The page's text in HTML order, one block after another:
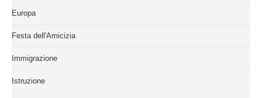
Europa
Festa dell'Amicizia
Immigrazione
Istruzione